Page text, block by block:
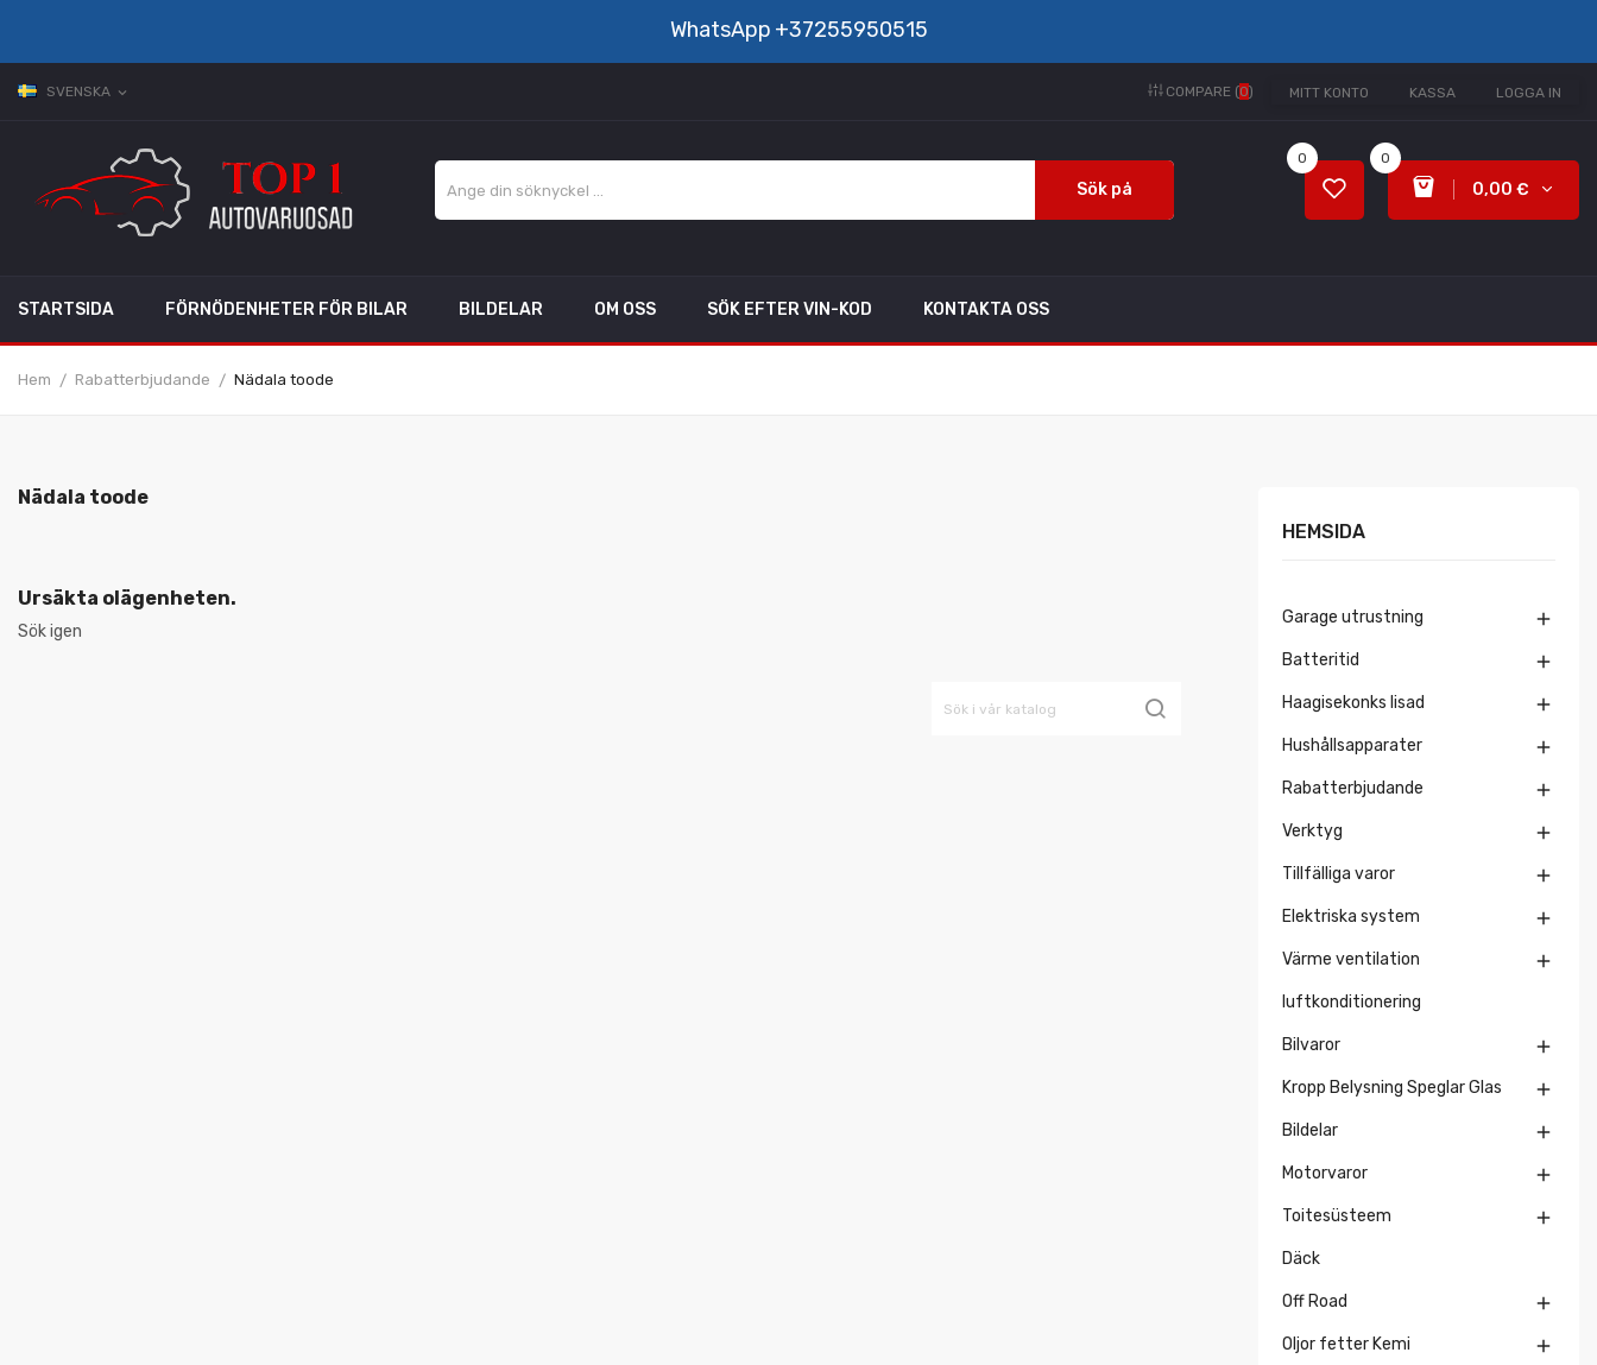
WhatsApp +37255950515
SVENSKA expand_more MITT KONTO KASSA LOGGA IN
COMPARE (0)
Sök på
0
0,00 €
0
STARTSIDA FÖRNÖDENHETER FÖR BILAR BILDELAR OM OSS SÖK EFTER VIN-KOD KONTAKTA OSS
Hem Rabatterbjudande Nädala toode
Nädala toode
Ursäkta olägenheten.
Sök igen
HEMSIDA
Garage utrustning 
Batteritid 
Haagisekonks lisad 
Hushållsapparater 
Rabatterbjudande 
Verktyg 
Tillfälliga varor 
Elektriska system 
Värme ventilation
luftkonditionering

Bilvaror 
Kropp Belysning Speglar Glas 
Bildelar 
Motorvaror 
Toitesüsteem 
Däck
Off Road 
Oljor fetter Kemi 